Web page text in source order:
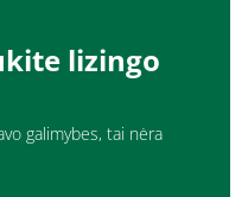
lizingo
galimybes, tai nėra